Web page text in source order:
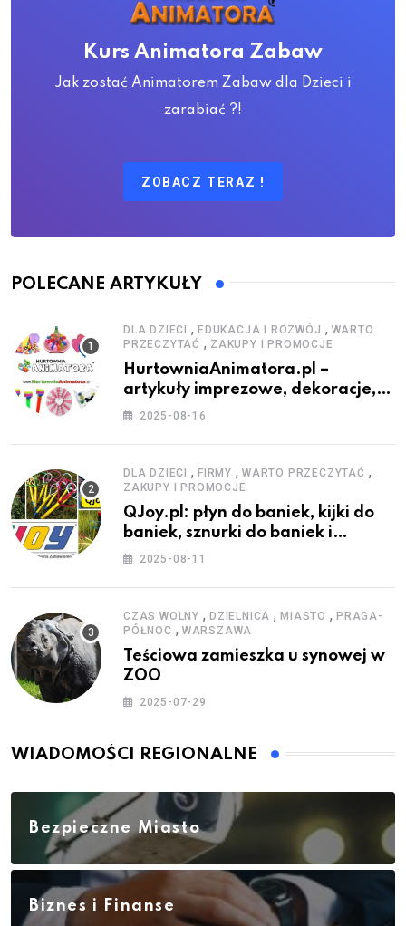
Kurs Animatora Zabaw
Jak zostać Animatorem Zabaw dla Dzieci i
zarabiać ?!
ZOBACZ TERAZ !
POLECANE ARTYKUŁY
DLA DZIECI , EDUKACJA I ROZWÓJ , WARTO
PRZECZYTAĆ , ZAKUPY I PROMOCJE
HurtowniaAnimatora.pl –
artykuły imprezowe, dekoracje,
stroje i akcesoria dla animatorów
2025-08-16
DLA DZIECI , FIRMY , WARTO PRZECZYTAĆ ,
ZAKUPY I PROMOCJE
QJoy.pl: płyn do baniek, kijki do
baniek, sznurki do baniek i
zestawy do baniek
2025-08-11
CZAS WOLNY , DZIELNICA ,MIASTO ,PRAGA-
PÓŁNOC , WARSZAWA
Teściowa zamieszka u synowej w
ZOO
2025-07-29
WIADOMOŚCI REGIONALNE
Bezpieczne Miasto
Biznes i Finanse